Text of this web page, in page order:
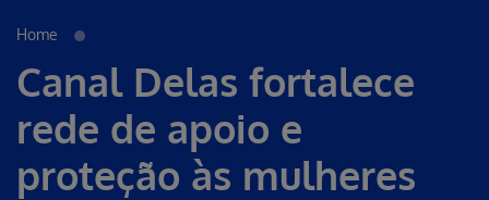
Home
Canal Delas fortalece
rede de apoio e
proteção às mulheres